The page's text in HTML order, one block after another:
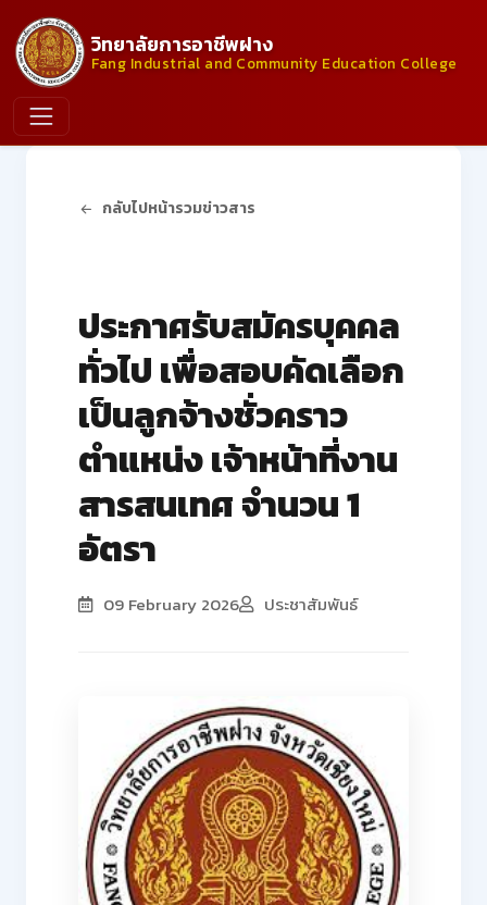
วิทยาลัยการอาชีพฝาง
Fang Industrial and Community Education College
กลับไปหน้ารวมข่าวสาร
ประกาศรับสมัครบุคคล
ทั่วไป เพื่อสอบคัดเลือก
เป็นลูกจ้างชั่วคราว
ตำแหน่ง เจ้าหน้าที่งาน
สารสนเทศ จำนวน 1
อัตรา
09 February 2026 ประชาสัมพันธ์